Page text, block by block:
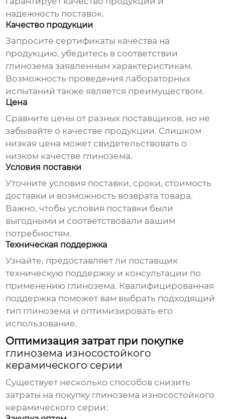
надежность поставок.
Качество продукции
Запросите сертификаты качества на
продукцию, убедитесь в соответствии
глинозема заявленным характеристикам.
Возможность проведения лабораторных
испытаний также является преимуществом.
Цена
Сравните цены от разных поставщиков, но не
забывайте о качестве продукции. Слишком
низкая цена может свидетельствовать о
низком качестве глинозема.
Условия поставки
Уточните условия поставки, сроки, стоимость
доставки и возможность возврата товара.
Важно, чтобы условия поставки были
выгодными и соответствовали вашим
потребностям.
Техническая поддержка
Узнайте, предоставляет ли поставщик
техническую поддержку и консультации по
применению глинозема. Квалифицированная
поддержка поможет вам выбрать подходящий
тип глинозема и оптимизировать его
использование.
Оптимизация затрат при покупке
глинозема износостойкого
керамического серии
Существует несколько способов снизить
затраты на покупку глинозема износостойкого
керамического серии: